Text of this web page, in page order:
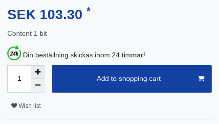
SEK 103.30 *
Content 1 bit
Din beställning skickas inom 24 timmar!
Add to shopping cart
Wish list